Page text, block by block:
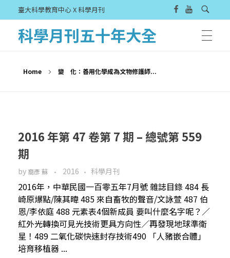
臺大科學教育中心 X 科學月刊
科學月刊五十年大全
Home 變 化：善用化學成為文物修護師...
2016 年第 47 卷第 7 期 – 總號第 559
期
by 裔彥 蘇 2016 科學月刊
2016年，中華民國一百零五年7月號 雜誌目錄 484 長
崎原爆點/陳其暐 485 來自畜牧的聲音/文詠萱 487 伯
恩/李依庭 488 元素表4個新成員 要叫什麼名字呢？／
紅外光轉換可見光技術更具方向性／再發現地球準衛
星！489 二氧化碳快速封存技術490 「人豬嵌合體」
培育移植器 ...